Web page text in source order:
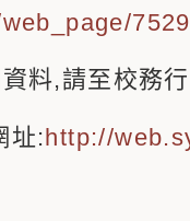
7529
料,請至校務
址:http://